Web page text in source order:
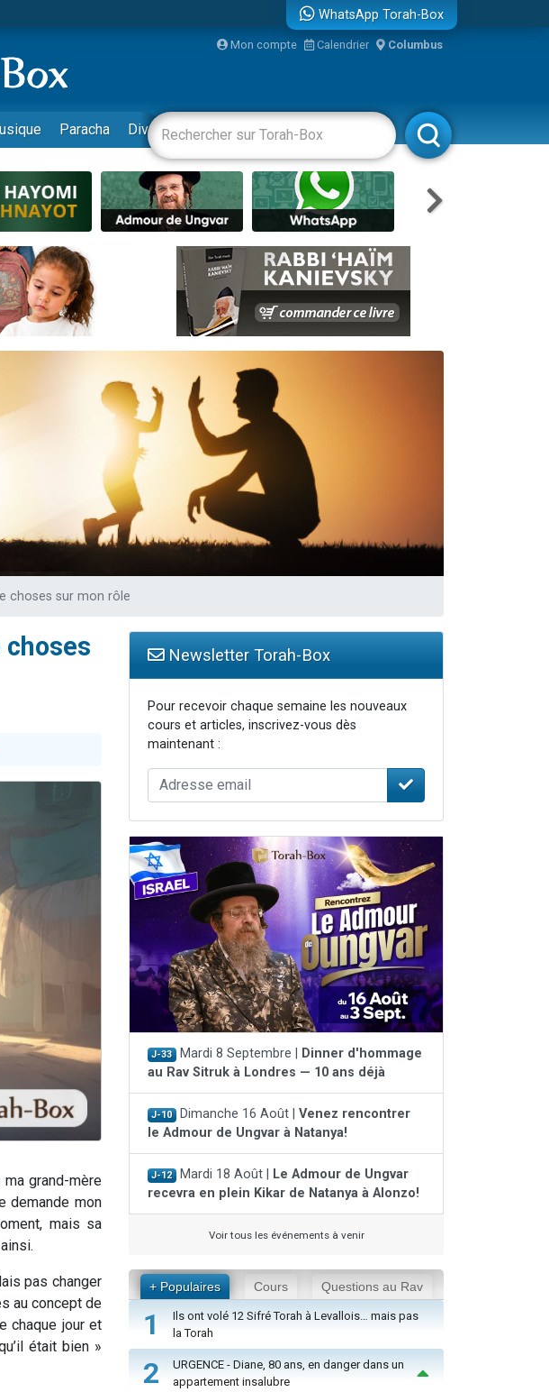
d'Israel
un appartement insalubre
et le Birkat Hamazone à travers le temps
de Yohan
risquent de perdre leur maman
victime de violences...
WhatsApp Torah-Box
Mon compte Calendrier Columbus
Paracha Divertissements Livres Rabbanim
choses sur mon rôle
ma grand-mère
demande mon
mais sa
pas changer
au concept de
chaque jour et
était bien »
Newsletter Torah-Box
Pour recevoir chaque semaine les nouveaux
cours et articles, inscrivez-vous dès
maintenant :
J-33 Mardi 8 Septembre |
Dinner d'hommage
au Rav Sitruk à Londres — 10 ans déjà
J-10 Dimanche 16 Août | Venez rencontrer
le Admour de Ungvar à Natanya!
J-12 Mardi 18 Août |
Le Admour de Ungvar
recevra en plein Kikar de Natanya à Alonzo!
Voir tous les événements à venir
+ Populaires Cours Questions au Rav
1
Ils ont volé 12 Sifré Torah à Levallois… mais pas
la Torah
2
URGENCE - Diane, 80 ans, en danger dans un
appartement insalubre